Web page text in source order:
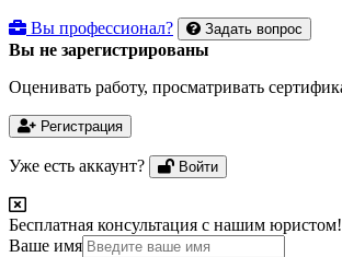
Вы профессионал? Задать вопрос
Вы не зарегистрированы
Оценивать работу, просматривать
Регистрация
Уже есть аккаунт? Войти
Бесплатная консультация с нашим юристом!
Ваше имя